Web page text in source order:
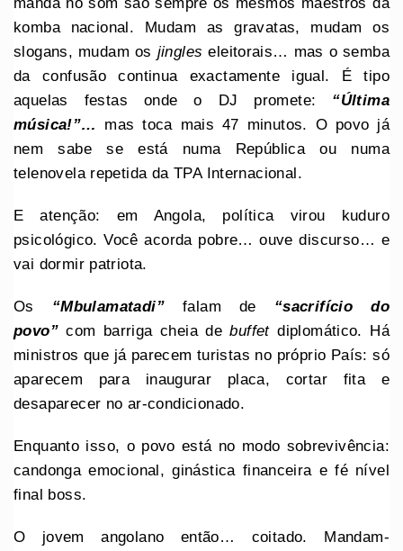
komba nacional. Mudam as gravatas, mudam os
slogans, mudam os jingles eleitorais… mas o semba
da confusão continua exactamente igual. É tipo
aquelas festas onde o DJ promete: “Última
música!”…
mas toca mais 47 minutos. O povo já
nem sabe se está numa República ou numa
telenovela repetida da TPA Internacional.
E atenção: em Angola, política virou kuduro
psicológico. Você acorda pobre… ouve discurso… e
vai dormir patriota.
Os “Mbulamatadi”falam de “sacrifício do
povo”com barriga cheia debuffetdiplomático. Há
ministros que já parecem turistas no próprio País: só
aparecem para inaugurar placa, cortar fita e
desaparecer no ar-condicionado.
Enquanto isso, o povo está no modo sobrevivência:
candonga emocional, ginástica financeira e fé nível
final boss.
O jovem angolano então… coitado. Mandam-